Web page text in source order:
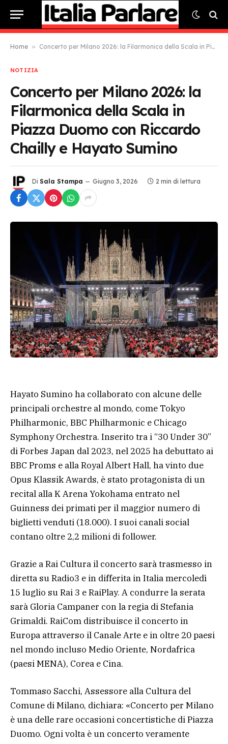
Home » Concerto per Milano 2026: la Filarmonica della Scala in Piazza Duomo con Riccardo Chailly e Hayato Sumino
NOTIZIA
Concerto per Milano 2026: la
Filarmonica della Scala in
Piazza Duomo con Riccardo
Chailly e Hayato Sumino
Di Sala Stampa Giugno 3, 2026 2 min di lettura
Hayato Sumino ha collaborato con alcune delle
principali orchestre al mondo, come Tokyo
Philharmonic, BBC Philharmonic e Chicago
Symphony Orchestra. Inserito tra i “30 Under 30”
di Forbes Japan dal 2023, nel 2025 ha debuttato ai
BBC Proms e alla Royal Albert Hall, ha vinto due
Opus Klassik Awards, è stato protagonista di un
recital alla K Arena Yokohama entrato nel
Guinness dei primati per il maggior numero di
biglietti venduti (18.000). I suoi canali social
contano oltre 2,2 milioni di follower.
Grazie a Rai Cultura il concerto sarà trasmesso in
diretta su Radio3 e in differita in Italia mercoledì
15 luglio su Rai 3 e RaiPlay. A condurre la serata
sarà Gloria Campaner con la regia di Stefania
Grimaldi. RaiCom distribuisce il concerto in
Europa attraverso il Canale Arte e in oltre 20 paesi
nel mondo incluso Medio Oriente, Nordafrica
(paesi MENA), Corea e Cina.
Tommaso Sacchi, Assessore alla Cultura del
Comune di Milano, dichiara: «Concerto per Milano
è una delle rare occasioni concertistiche di Piazza
Duomo. Ogni volta è un concerto veramente